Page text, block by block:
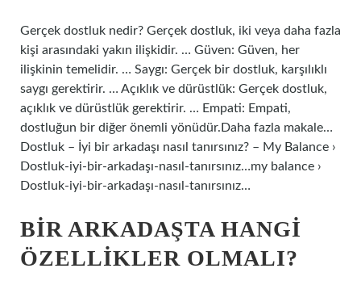
Gerçek dostluk nedir? Gerçek dostluk, iki veya daha fazla
kişi arasındaki yakın ilişkidir. … Güven: Güven, her
ilişkinin temelidir. … Saygı: Gerçek bir dostluk, karşılıklı
saygı gerektirir. … Açıklık ve dürüstlük: Gerçek dostluk,
açıklık ve dürüstlük gerektirir. … Empati: Empati,
dostluğun bir diğer önemli yönüdür.Daha fazla makale…
Dostluk – İyi bir arkadaşı nasıl tanırsınız? – My Balance ›
Dostluk-iyi-bir-arkadaşı-nasıl-tanırsınız…my balance ›
Dostluk-iyi-bir-arkadaşı-nasıl-tanırsınız…
BIR ARKADAŞTA HANGI
ÖZELLIKLER OLMALI?